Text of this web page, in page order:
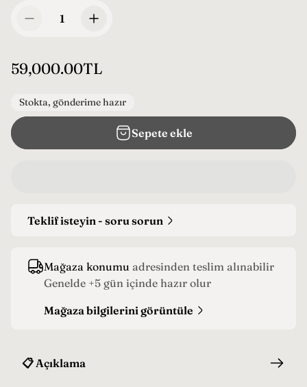
N
m
a
59,000.00TL
Stokta, gönderime hazır
Sepete ekle
Teklif isteyin - soru sorun
Mağaza konumu adresinden teslim alınabilir
Genelde +5 gün içinde hazır olur
Mağaza bilgilerini görüntüle
📋 Açıklama